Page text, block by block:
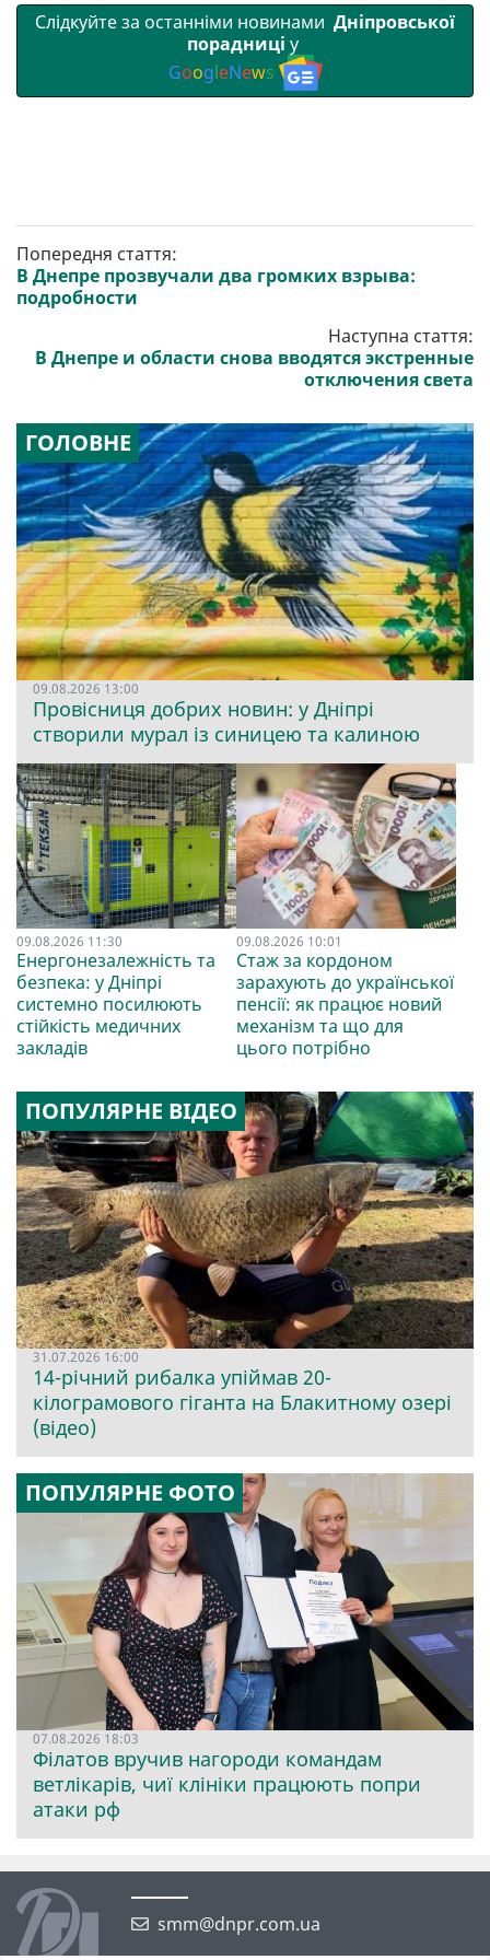
Слідкуйте за останніми новинами Дніпровської
порадниці у
GoogleNews
Попередня стаття:
В Днепре прозвучали два громких взрыва:
подробности
Наступна стаття:
В Днепре и области снова вводятся экстренные
отключения света
ГОЛОВНЕ
09.08.2026 13:00
Провісниця добрих новин: у Дніпрі
створили мурал із синицею та калиною
09.08.2026 11:30
Енергонезалежність та
безпека: у Дніпрі
системно посилюють
стійкість медичних
закладів
09.08.2026 10:01
Стаж за кордоном
зарахують до української
пенсії: як працює новий
механізм та що для
цього потрібно
ПОПУЛЯРНЕ ВІДЕО
31.07.2026 16:00
14-річний рибалка упіймав 20-
кілограмового гіганта на Блакитному озері
(відео)
ПОПУЛЯРНЕ ФОТО
07.08.2026 18:03
Філатов вручив нагороди командам
ветлікарів, чиї клініки працюють попри
атаки рф
smm@dnpr.com.ua